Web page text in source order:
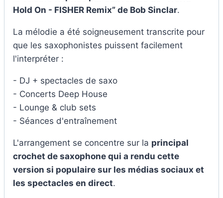
Hold On - FISHER Remix” de Bob Sinclar.
La mélodie a été soigneusement transcrite pour
que les saxophonistes puissent facilement
l'interpréter :
- DJ + spectacles de saxo
- Concerts Deep House
- Lounge & club sets
- Séances d'entraînement
L'arrangement se concentre sur la principal
crochet de saxophone qui a rendu cette
version si populaire sur les médias sociaux et
les spectacles en direct.